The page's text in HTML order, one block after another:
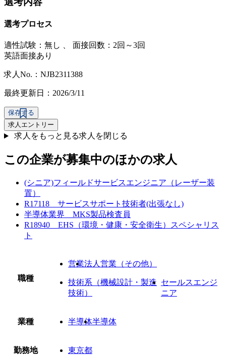
選考プロセス
適性試験： 無し
面接回数：2回～3回
英語面接あり
求人No.：NJB2311388
最終更新日：2026/3/11
保存する
求人エントリー
求人をもっと見る求人を閉じる
この企業が募集中のほかの求人
(シニア)フィールドサービスエンジニア（レーザー装
置）
R17118 サービスサポート技術者(出張なし)
半導体業界 MKS製品検査員
R18940 EHS（環境・健康・安全衛生）スペシャリス
ト
職種
営業法人営業（その他）
技術系（機械設計・製造
技術）
セールスエンジ
ニア
業種 半導体半導体
勤務地 東京都